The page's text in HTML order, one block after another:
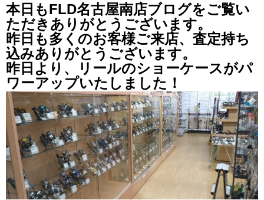
本日もFLD名古屋南店ブログをご覧い
ただきありがとうございます。
昨日も多くのお客様ご来店、査定持ち
込みありがとうございます。
昨日より、リールのショーケースがパ
ワーアップいたしました！